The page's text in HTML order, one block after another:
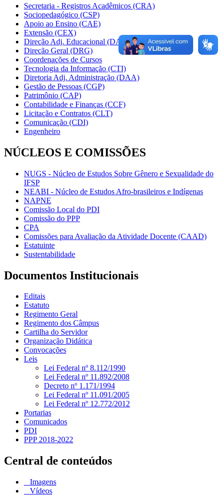
Secretaria - Registros Acadêmicos (CRA)
Sociopedagógico (CSP)
Apoio ao Ensino (CAE)
Extensão (CEX)
Direção Adj. Educacional (DAE)
Direção Geral (DRG)
Coordenações de Cursos
Tecnologia da Informação (CTI)
Diretoria Adj. Administração (DAA)
Gestão de Pessoas (CGP)
Patrimônio (CAP)
Contabilidade e Finanças (CCF)
Licitação e Contratos (CLT)
Comunicação (CDI)
Engenheiro
NÚCLEOS E COMISSÕES
NUGS - Núcleo de Estudos Sobre Gênero e Sexualidade do
IFSP
NEABI - Núcleo de Estudos Afro-brasileiros e Indígenas
NAPNE
Comissão Local do PDI
Comissão do PPP
CPA
Comissões para Avaliação da Atividade Docente (CAAD)
Estatuinte
Sustentabilidade
Documentos Institucionais
Editais
Estatuto
Regimento Geral
Regimento dos Câmpus
Cartilha do Servidor
Organização Didática
Convocações
Leis
Lei Federal nº 8.112/1990
Lei Federal nº 11.892/2008
Decreto nº 1.171/1994
Lei Federal nº 11.091/2005
Lei Federal nº 12.772/2012
Portarias
Comunicados
PDI
PPP 2018-2022
Central de conteúdos
Imagens
Vídeos